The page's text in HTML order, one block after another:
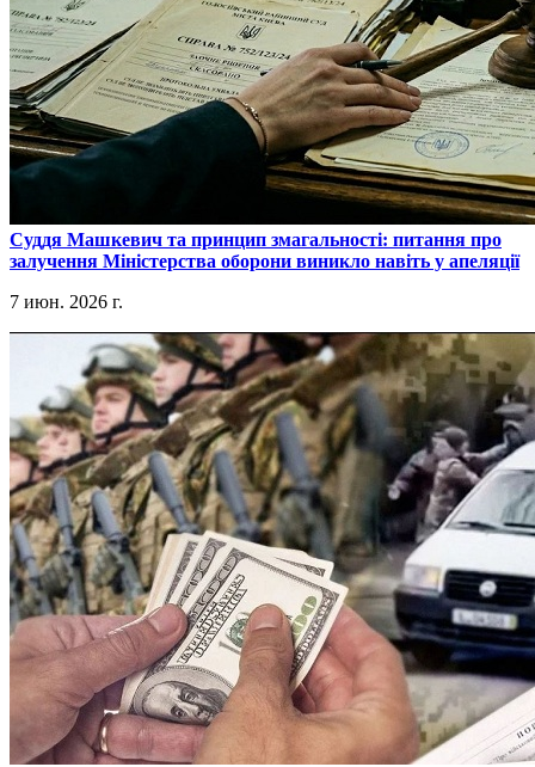
​Суддя Машкевич та принцип змагальності: питання про
залучення Міністерства оборони виникло навіть у апеляції
7 июн. 2026 г.